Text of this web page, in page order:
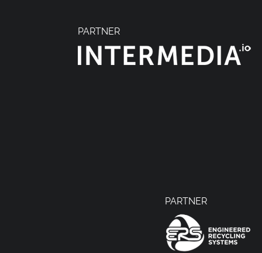
PARTNER
PARTNER